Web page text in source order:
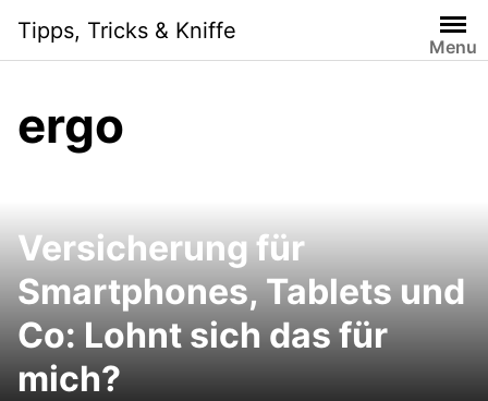
content
Tipps, Tricks & Kniffe
Menu
ergo
Versicherung für
Smartphones, Tablets und
Co: Lohnt sich das für
mich?